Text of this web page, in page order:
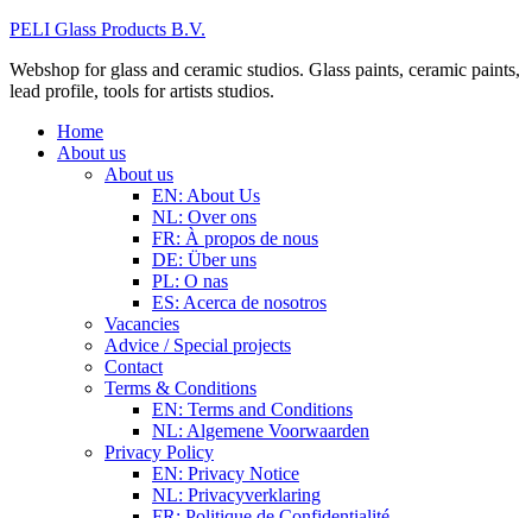
PELI Glass Products B.V.
Webshop for glass and ceramic studios. Glass paints, ceramic paints,
lead profile, tools for artists studios.
Home
About us
About us
EN: About Us
NL: Over ons
FR: À propos de nous
DE: Über uns
PL: O nas
ES: Acerca de nosotros
Vacancies
Advice / Special projects
Contact
Terms & Conditions
EN: Terms and Conditions
NL: Algemene Voorwaarden
Privacy Policy
EN: Privacy Notice
NL: Privacyverklaring